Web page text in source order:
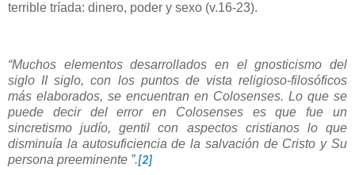
terrible tríada: dinero, poder y sexo (v.16-23).
“Muchos elementos desarrollados en el gnosticismo del
siglo II siglo, con los puntos de vista religioso-filosóficos
más elaborados, se encuentran en Colosenses. Lo que se
puede decir del error en Colosenses es que fue un
sincretismo judío, gentil con aspectos cristianos lo que
disminuía la autosuficiencia de la salvación de Cristo y Su
persona preeminente ”.[2]